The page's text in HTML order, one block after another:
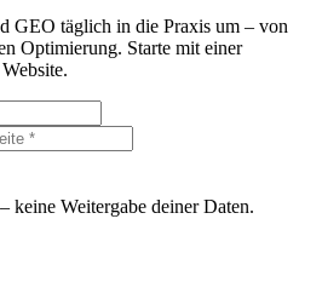
GEO täglich in die Praxis um – von
Optimierung. Starte mit einer
keine Weitergabe deiner Daten.